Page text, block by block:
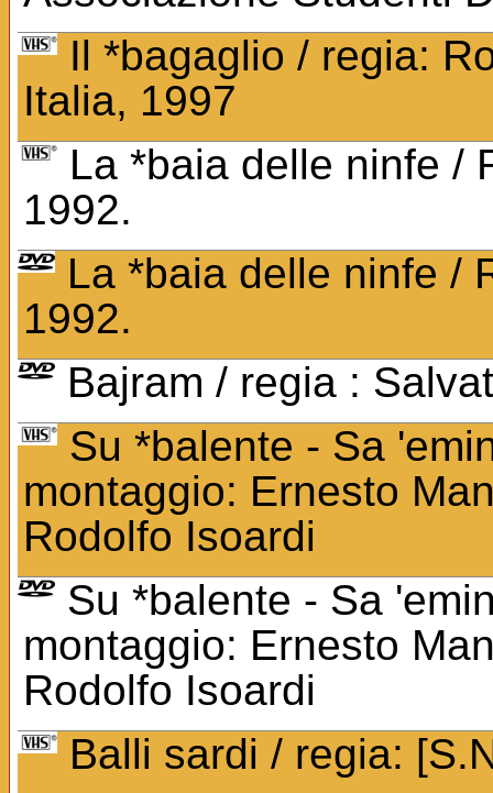
Il *bagaglio / regia:
Italia, 1997
La *baia delle ninfe /
1992.
La *baia delle ninfe /
1992.
Bajram / regia :
Su *balente - Sa
montaggio: Ernesto
Rodolfo Isoardi
Su *balente - Sa
montaggio: Ernesto
Rodolfo Isoardi
Balli sardi / regia: